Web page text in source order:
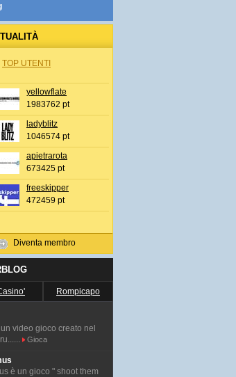
TOP UTENTI
yellowflate
1983762 pt
ladyblitz
1046574 pt
apietrarota
673425 pt
freeskipper
472459 pt
Diventa membro
Rompicapo
video gioco creato nel
Gioca
è un gioco " shoot them